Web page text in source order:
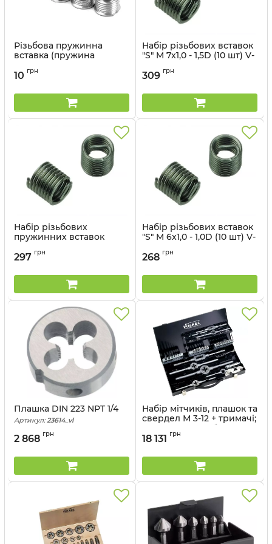
Різьбова пружинна
вставка (пружина
Артикул:
10 грн
Набір різьбових вставок
"S" M 7x1,0 - 1,5D (10 шт) V-
Артикул:
309 грн
Набір різьбових
пружинних вставок
6x1,0-2,0D
297 грн
Набір різьбових вставок
"S" M 6x1,0 - 1,0D (10 шт) V-
Артикул:
268 грн
Плашка DIN 223 NPT 1/4
Артикул: 23614_vl
2 868 грн
Набір мітчиків, плашок та
свердел М 3-12 + тримачі;
HSS-E; ліве різьблення,
43 предмети VOLKEL
Артикул: 49171_vl
18 131 грн